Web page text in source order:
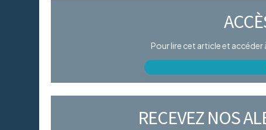
Pour lire cet article et
RECEVEZ NOS